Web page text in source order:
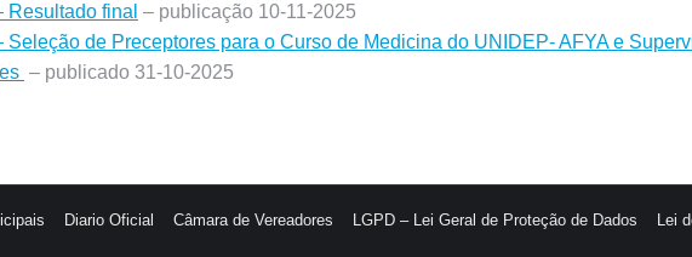
final – publicação 10-11-2025
de Preceptores para o Curso de Medicina do UNIDEP- AFYA e
– publicado 31-10-2025
Diario Oficial Câmara de Vereadores LGPD – Lei Geral de Proteção de Dados Lei